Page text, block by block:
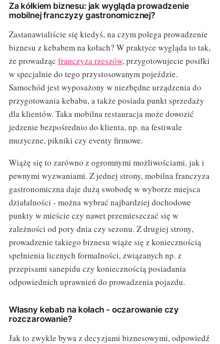
Za kółkiem biznesu: jak wygląda prowadzenie
mobilnej franczyzy gastronomicznej?
Zastanawialiście się kiedyś, na czym polega prowadzenie
biznesu z kebabem na kołach? W praktyce wygląda to tak,
że prowadząc franczyza rzeszów, przygotowujecie posiłki
w specjalnie do tego przystosowanym pojeździe.
Samochód jest wyposażony w niezbędne urządzenia do
przygotowania kebabu, a także posiada punkt sprzedaży
dla klientów. Taka mobilna restauracja może dowozić
jedzenie bezpośrednio do klienta, np. na festiwale
muzyczne, pikniki czy eventy firmowe.
Wiążę się to zarówno z ogromnymi możliwościami, jak i
pewnymi wyzwaniami. Z jednej strony, mobilna franczyza
gastronomiczna daje dużą swobodę w wyborze miejsca
działalności - można wybrać najbardziej dochodowe
punkty w mieście czy nawet przemieszczać się w
zależności od pory dnia czy sezonu. Z drugiej strony,
prowadzenie takiego biznesu wiąże się z koniecznością
spełnienia licznych formalności, związanych np. z
przepisami sanepidu czy koniecznością posiadania
odpowiednich uprawnień do prowadzenia pojazdu.
Własny kebab na kołach - oczarowanie czy
rozczarowanie?
Jak to zwykle bywa z decyzjami biznesowymi, odpowiedź